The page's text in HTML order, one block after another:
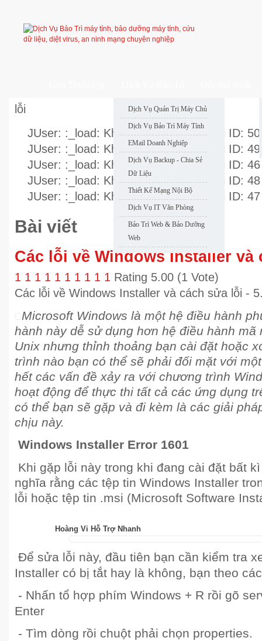
Dịch Vụ Quản Trị Máy Chủ
Dịch Vụ Bảo Trì Máy Tính
EMail Doanh Nghiệp
Dịch Vụ Backup - Chia Sẻ
Dữ Liệu
Thiết Kế Mạng Nội Bộ
Dịch Vụ IT Văn Phòng
Bảo Trì Web & Bảo Dưỡng
Web
lỗi
JUser: :_load: Không thể nạp user với ID: 50
JUser: :_load: Không thể nạp user với ID: 49
JUser: :_load: Không thể nạp user với ID: 46
JUser: :_load: Không thể nạp user với ID: 48
JUser: :_load: Không thể nạp user với ID: 47
Bài viết
Các lỗi về Windows Installer và
1 1 1 1 1 1 1 1 1 1 Rating 5.00 (1 Vote)
Các lỗi về Windows Installer và cách sửa lỗi -
Microsoft Windows là một hệ điều hành
hành này dễ sử dụng hơn hệ điều hành mã
Unix nhưng thỉnh thoảng bạn cài đặt hoặc
trình nào bạn có thể sẽ phải đối mặt với
hết các vấn đề xảy ra với chương trình
hoạt động để thực thi tất cả các ứng dụng
có thể bạn sẽ gặp và đi kèm là các giải
chịu này.
Windows Installer Error 1601
Khi gặp lỗi này trong khi đang cài đặt bất
nghĩa rằng các tệp tin Windows Installer
lỗi hoặc tệp tin .msi (Microsoft Software
Để sửa lỗi này, đầu tiên bạn cần kiểm tra
Installer có bị tắt hay là không, bạn theo
- Nhấn tổ hợp phím Windows + R rồi gõ
Enter
- Tìm dòng rồi chuột phải chọn properties.
Hoàng Vi Hỗ Trợ Nhanh